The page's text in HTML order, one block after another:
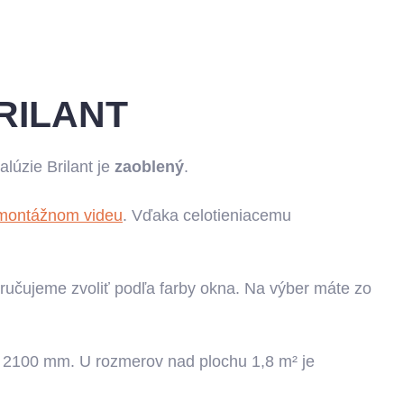
Brilant je zaoblený.
videu. Vďaka celotieniacemu
zvoliť podľa farby okna. Na výber máte zo
mm. U rozmerov nad plochu 1,8 m² je